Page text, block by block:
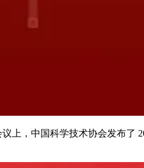
上，中国科学技术协会发布了